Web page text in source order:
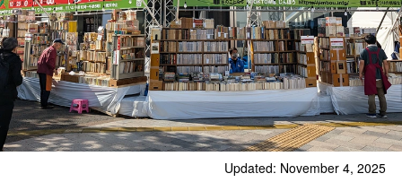
Updated: November 4, 2025